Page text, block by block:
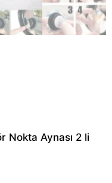
Nokta Aynası 2 li